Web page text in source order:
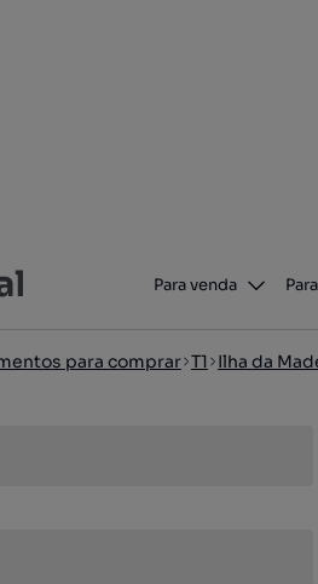
Para venda
para comprar T1 Ilha da